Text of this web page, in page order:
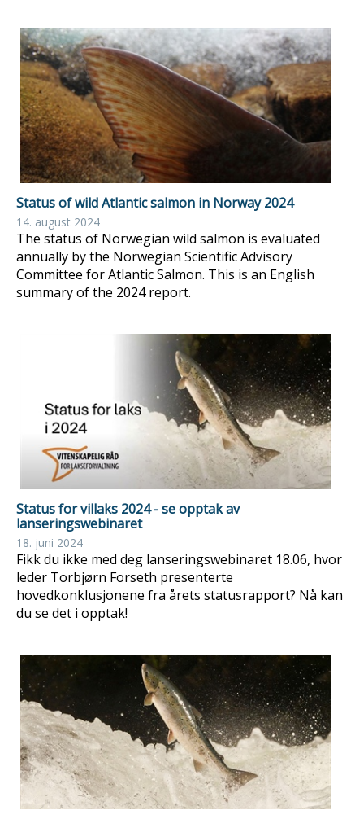
Status of wild Atlantic salmon in Norway 2024
14. august 2024
The status of Norwegian wild salmon is evaluated
annually by the Norwegian Scientific Advisory
Committee for Atlantic Salmon. This is an English
summary of the 2024 report.
Status for villaks 2024 - se opptak av
lanseringswebinaret
18. juni 2024
Fikk du ikke med deg lanseringswebinaret 18.06, hvor
leder Torbjørn Forseth presenterte
hovedkonklusjonene fra årets statusrapport? Nå kan
du se det i opptak!